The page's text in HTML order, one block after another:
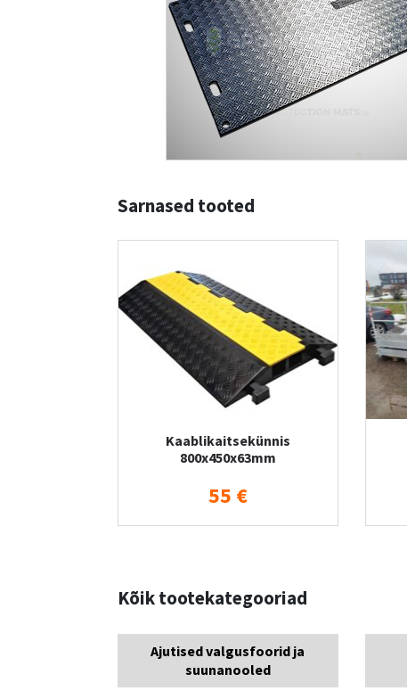
Sarnased tooted
Kaablikaitsekünnis
800x450x63mm
55 €
Kõik tootekategooriad
Ajutised valgusfoorid ja
suunanooled